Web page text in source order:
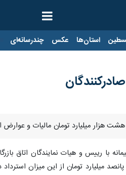
استان‌ها عکس چندرسانه‌ای
هشت هزار میلیارد تومان مالیات و
با رییس و هیات نمایندگان اتاق
میلیارد تومان از این میزان